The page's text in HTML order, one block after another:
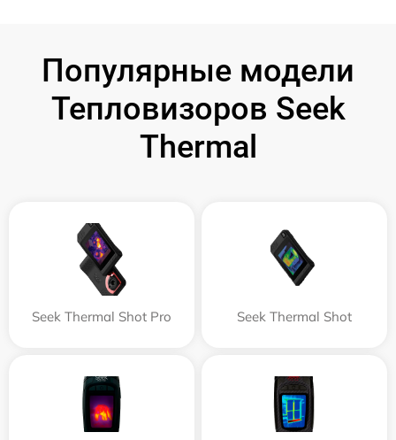
Популярные модели
Тепловизоров Seek
Thermal
Seek Thermal Shot Pro Seek Thermal Shot